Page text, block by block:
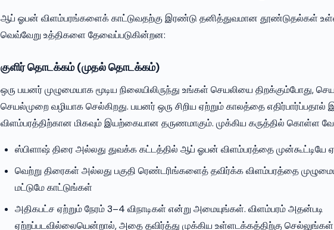
ஆப் ஓபன் விளம்பரங்களைக் காட்டுவதற்கு இரண்டு தனித்துவமான தூண்டுதல்கள்
வெவ்வேறு உத்திகளை தேவைப்படுகின்றன:
குளிர் தொடக்கம் (முதல் தொடக்கம்)
ஒரு பயனர் முழுமையாக மூடிய நிலையிலிருந்து உங்கள் செயலியை திறக்கும்போது,
செயல்முறை வழியாக செல்கிறது. பயனர் ஒரு சிறிய ஏற்றும் காலத்தை
விளம்பரத்திற்கான மிகவும் இயற்கையான தருணமாகும். முக்கிய கருத்தில் கொள்ள
ஸ்பிளாஷ் திரை அல்லது துவக்க கட்டத்தில் ஆப் ஓபன் விளம்பரத்தை முன்கூட்டியே
வெற்று திரைகள் அல்லது பகுதி ரெண்டரிங்களைத் தவிர்க்க விளம்பரத்தை
மட்டுமே காட்டுங்கள்
அதிகபட்ச ஏற்றும் நேரம் 3–4 விநாடிகள் என்று அமையுங்கள். விளம்பரம் அதன்படி
ஏற்றப்படவில்லையென்றால், அதை தவிர்த்து முக்கிய உள்ளடக்கத்திற்கு செல்லுங்கள்